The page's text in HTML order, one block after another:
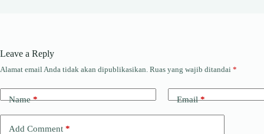
Leave a Reply
Alamat email Anda tidak akan dipublikasikan. Ruas yang wajib ditandai *
Name* Email*
Add Comment *